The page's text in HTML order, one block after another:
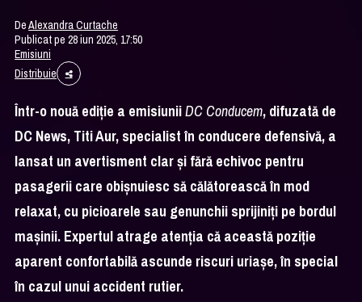
DeAlexandra Curtache
Publicat pe 28 iun 2025, 17:50
Emisiuni
Distribuie
Într-o nouă ediție a emisiuniiDC Conducem, difuzată de
DC News, Titi Aur, specialist în conducere defensivă, a
lansat un avertisment clar și fără echivoc pentru
pasagerii care obișnuiesc să călătorească în mod
relaxat, cu picioarele sau genunchii sprijiniți pe bordul
mașinii. Expertul atrage atenția că această poziție
aparent confortabilă ascunde riscuri uriașe, în special
în cazul unui accident rutier.